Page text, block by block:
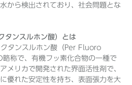
から検出されており、社会問題とな
タンスルホン酸）とは
タンスルホン酸（Per Fluoro
称で、有機フッ素化合物の一種で
メリカで開発された界面活性剤で、
優れた安定性を持ち、表面張力を大